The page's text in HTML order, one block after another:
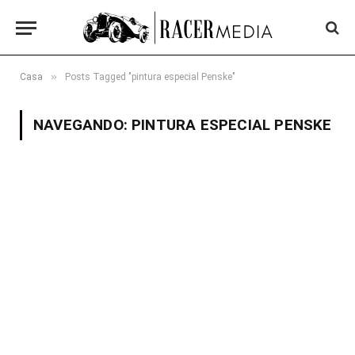
Casa » Posts Tagged "pintura especial Penske"
NAVEGANDO: PINTURA ESPECIAL PENSKE